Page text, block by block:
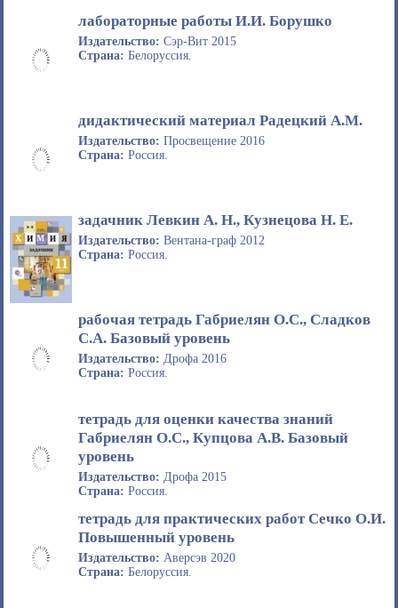
лабораторные работы И.И. Борушко
Издательство: Сэр-Вит 2015
Страна: Белоруссия.
дидактический материал Радецкий А.М.
Издательство: Просвещение 2016
Страна: Россия.
задачник Левкин А. Н., Кузнецова Н. Е.
Издательство: Вентана-граф 2012
Страна: Россия.
рабочая тетрадь Габриелян О.С., Сладков
С.А. Базовый уровень
Издательство: Дрофа 2016
Страна: Россия.
тетрадь для оценки качества знаний
Габриелян О.С., Купцова А.В. Базовый
уровень
Издательство: Дрофа 2015
Страна: Россия.
тетрадь для практических работ Сечко О.И.
Повышенный уровень
Издательство: Аверсэв 2020
Страна: Белоруссия.